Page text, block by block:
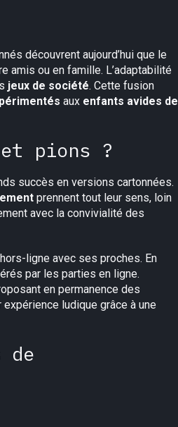
découvrent aujourd’hui que le
amis ou en famille. L’adaptabilité
jeux de société. Cette fusion
aux enfants avides de
pions ?
succès en versions cartonnées.
prennent tout leur sens, loin
avec la convivialité des
ligne avec ses proches. En
par les parties en ligne.
en permanence des
ludique grâce à une
de